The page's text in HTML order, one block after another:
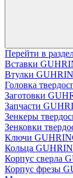
Перейти в
Вставки
Втулки
Головка
Заготовки
Запчасти
Зенкеры
Зенковки
Ключи
Кольца
Корпус сверла
Корпус фрезы